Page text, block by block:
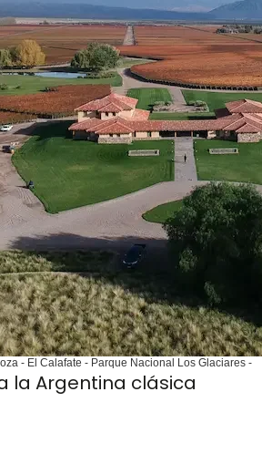
- El Calafate - Parque Nacional Los Glaciares -
la Argentina clásica